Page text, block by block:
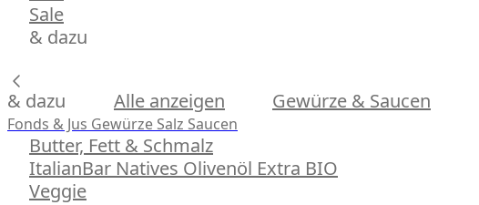
Sale
& dazu
& dazu Alle anzeigen Gewürze & Saucen
Fonds & Jus Gewürze Salz Saucen
Butter, Fett & Schmalz
ItalianBar Natives Olivenöl Extra BIO
Veggie